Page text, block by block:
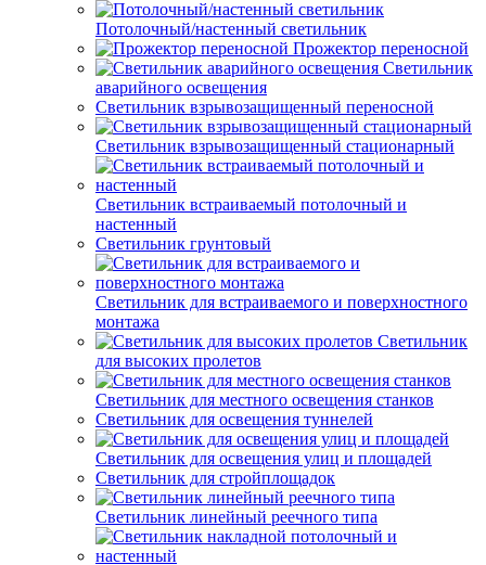
Потолочный/настенный светильник
Прожектор переносной
Светильник
аварийного освещения
Светильник взрывозащищенный переносной
Светильник взрывозащищенный стационарный
Светильник встраиваемый потолочный и
настенный
Светильник грунтовый
Светильник для встраиваемого и поверхностного
монтажа
Светильник
для высоких пролетов
Светильник для местного освещения станков
Светильник для освещения туннелей
Светильник для освещения улиц и площадей
Светильник для стройплощадок
Светильник линейный реечного типа